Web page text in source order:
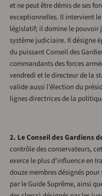
et ne peut être démis de ses
exceptionnelles. Il intervient
législatif; il domine le pouvoir
système judiciaire. Il désigne
du puissant Conseil des
commandants des forces
vendredi et le directeur de la
valide aussi l’élection du
lignes directrices de la
2. Le Conseil des Gardiens
contrôle des conservateurs,
exerce le plus d’influence en
douze membres désignés
par le Guide Suprême, ainsi